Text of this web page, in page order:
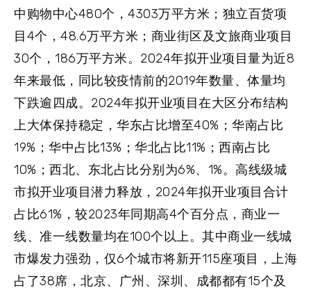
中购物中心480个，4303万平方米；独立百货项
目4个，48.6万平方米；商业街区及文旅商业项目
30个，186万平方米。2024年拟开业项目量为近8
年来最低，同比较疫情前的2019年数量、体量均
下跌逾四成。2024年拟开业项目在大区分布结构
上大体保持稳定，华东占比增至40%；华南占比
19%；华中占比13%；华北占比11%；西南占比
10%；西北、东北占比分别为6%、1%。高线级城
市拟开业项目潜力释放，2024年拟开业项目合计
占比61%，较2023年同期高4个百分点，商业一
线、准一线数量均在100个以上。其中商业一线城
市爆发力强劲，仅6个城市将新开115座项目，上海
占了38席，北京、广州、深圳、成都都有15个及